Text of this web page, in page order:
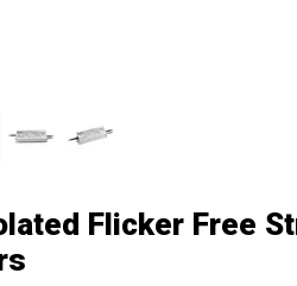
Flicker Free